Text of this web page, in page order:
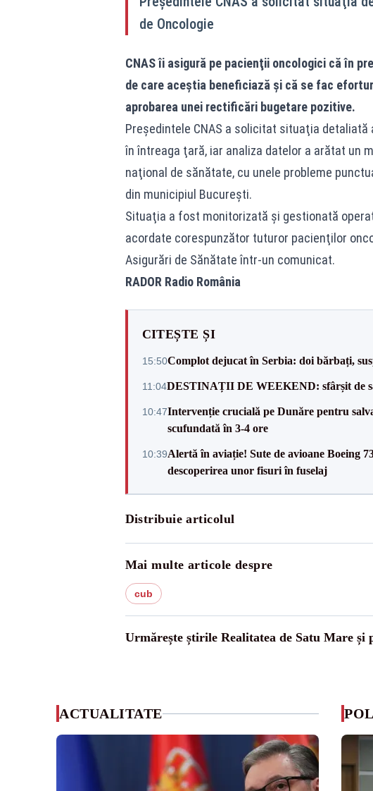
de Oncologie
CNAS îi asigură pe pacienţii oncologici că în
de care aceştia beneficiază şi că se fac
aprobarea unei rectificări bugetare pozitive.
Preşedintele CNAS a solicitat situaţia
în întreaga ţară, iar analiza datelor a arătat un
naţional de sănătate, cu unele probleme
din municipiul Bucureşti.
Situaţia a fost monitorizată şi gestionată
acordate corespunzător tuturor pacienţilor
Asigurări de Sănătate într-un comunicat.
RADOR Radio România
CITEȘTE ȘI
15:50Complot dejucat în Serbia: doi bărbați,
11:04DESTINAȚII DE WEEKEND: sfârșit de
10:47Intervenție crucială pe Dunăre pentru
scufundată în 3-4 ore
10:39Alertă în aviație! Sute de avioane Boeing
descoperirea unor fisuri în fuselaj
Distribuie articolul
Mai multe articole despre
cub
Urmărește știrile Realitatea de Satu Mare și
ACTUALITATE